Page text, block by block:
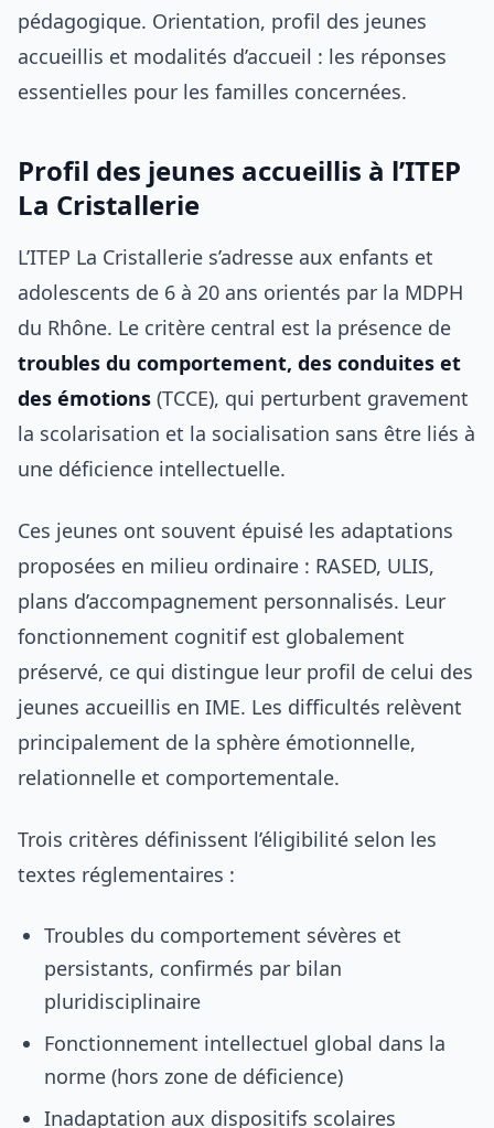
pédagogique. Orientation, profil des jeunes
accueillis et modalités d’accueil : les réponses
essentielles pour les familles concernées.
Profil des jeunes accueillis à l’ITEP
La Cristallerie
L’ITEP La Cristallerie s’adresse aux enfants et
adolescents de 6 à 20 ans orientés par la MDPH
du Rhône. Le critère central est la présence de
troubles du comportement, des conduites et
des émotions (TCCE), qui perturbent gravement
la scolarisation et la socialisation sans être liés à
une déficience intellectuelle.
Ces jeunes ont souvent épuisé les adaptations
proposées en milieu ordinaire : RASED, ULIS,
plans d’accompagnement personnalisés. Leur
fonctionnement cognitif est globalement
préservé, ce qui distingue leur profil de celui des
jeunes accueillis en IME. Les difficultés relèvent
principalement de la sphère émotionnelle,
relationnelle et comportementale.
Trois critères définissent l’éligibilité selon les
textes réglementaires :
Troubles du comportement sévères et
persistants, confirmés par bilan
pluridisciplinaire
Fonctionnement intellectuel global dans la
norme (hors zone de déficience)
Inadaptation aux dispositifs scolaires